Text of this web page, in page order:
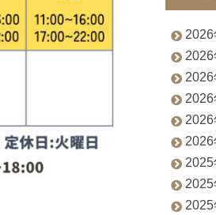
2026
2026
2026
2026
2026
2026
2025
2025
2025